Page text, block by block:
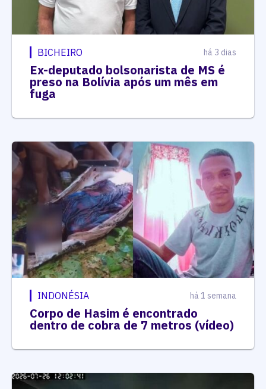
BICHEIRO há 3 dias
Ex-deputado bolsonarista de MS é
preso na Bolívia após um mês em
fuga
INDONÉSIA há 1 semana
Corpo de Hasim é encontrado
dentro de cobra de 7 metros (vídeo)